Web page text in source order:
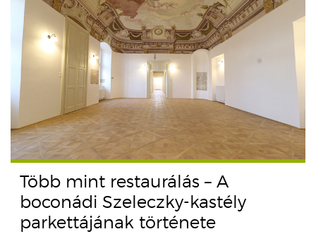
Több mint restaurálás – A
boconádi Szeleczky-kastély
parkettájának története